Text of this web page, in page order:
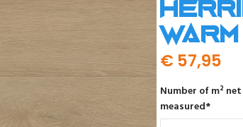
€57,95
Number of m² net
measured*